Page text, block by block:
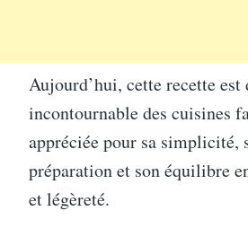
Aujourd’hui, cette recette est
incontournable des cuisines
appréciée pour sa simplicité,
préparation et son équilibre
et légèreté.